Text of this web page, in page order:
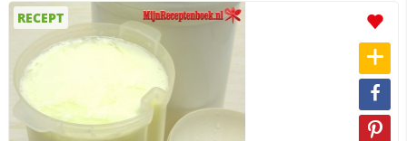
RECEPT